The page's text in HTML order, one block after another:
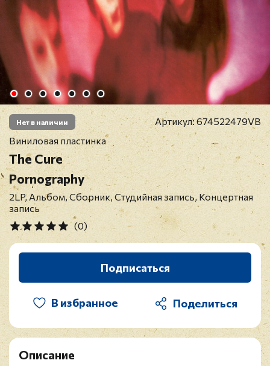
Нет в наличии Артикул:674522479VB
Виниловая пластинка
The Cure
Pornography
2LP, Альбом, Сборник, Студийная запись, Концертная
запись
(0)
Подписаться
В избранное
Описание